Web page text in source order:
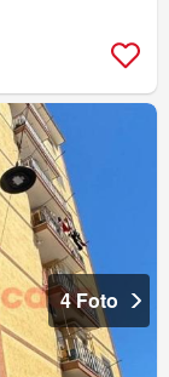
4 Foto